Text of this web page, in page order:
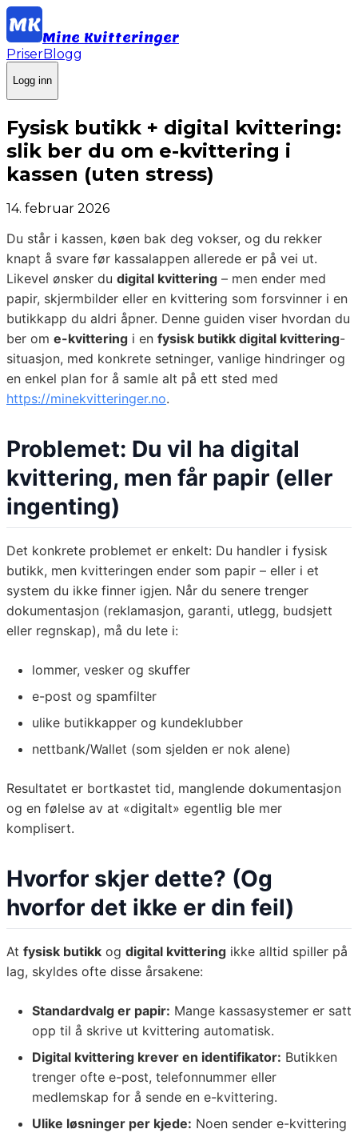
Mine Kvitteringer
PriserBlogg
Logg inn
Fysisk butikk + digital kvittering:
slik ber du om e-kvittering i
kassen (uten stress)
14. februar 2026
Du står i kassen, køen bak deg vokser, og du rekker
knapt å svare før kassalappen allerede er på vei ut.
Likevel ønsker du digital kvittering – men ender med
papir, skjermbilder eller en kvittering som forsvinner i en
butikkapp du aldri åpner. Denne guiden viser hvordan du
ber om e-kvittering i en fysisk butikk digital kvittering-
situasjon, med konkrete setninger, vanlige hindringer og
en enkel plan for å samle alt på ett sted med
https://minekvitteringer.no.
Problemet: Du vil ha digital
kvittering, men får papir (eller
ingenting)
Det konkrete problemet er enkelt: Du handler i fysisk
butikk, men kvitteringen ender som papir – eller i et
system du ikke finner igjen. Når du senere trenger
dokumentasjon (reklamasjon, garanti, utlegg, budsjett
eller regnskap), må du lete i:
lommer, vesker og skuffer
e-post og spamfilter
ulike butikkapper og kundeklubber
nettbank/Wallet (som sjelden er nok alene)
Resultatet er bortkastet tid, manglende dokumentasjon
og en følelse av at «digitalt» egentlig ble mer
komplisert.
Hvorfor skjer dette? (Og
hvorfor det ikke er din feil)
At fysisk butikk og digital kvittering ikke alltid spiller på
lag, skyldes ofte disse årsakene:
Standardvalg er papir: Mange kassasystemer er satt
opp til å skrive ut kvittering automatisk.
Digital kvittering krever en identifikator: Butikken
trenger ofte e-post, telefonnummer eller
medlemskap for å sende en e-kvittering.
Ulike løsninger per kjede: Noen sender e-kvittering